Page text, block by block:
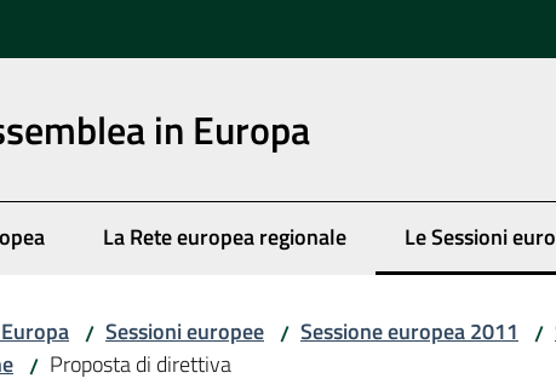
in Europa
La Rete europea regionale Le Sessioni
Menu
/ Sessioni europee / Sessione europea 2011 /
/ Proposta di direttiva